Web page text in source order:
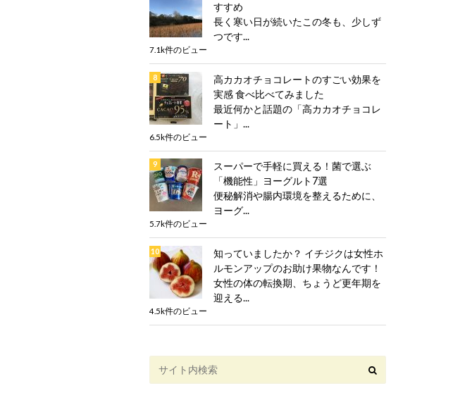
すすめ
長く寒い日が続いたこの冬も、少しず
つです...
7.1k件のビュー
高カカオチョコレートのすごい効果を
実感 食べ比べてみました
最近何かと話題の「高カカオチョコレ
ート」...
6.5k件のビュー
スーパーで手軽に買える！菌で選ぶ
「機能性」ヨーグルト7選
便秘解消や腸内環境を整えるために、
ヨーグ...
5.7k件のビュー
知っていましたか？ イチジクは女性ホ
ルモンアップのお助け果物なんです！
女性の体の転換期、ちょうど更年期を
迎える...
4.5k件のビュー